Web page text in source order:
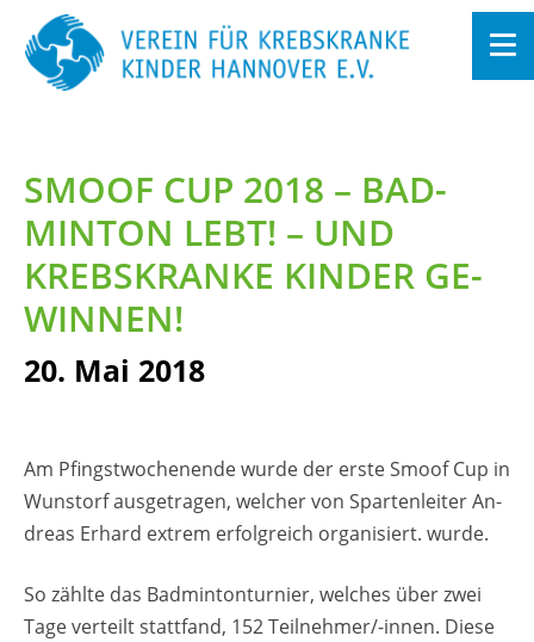
sprin­
gen
SMOOF CUP 2018 – BAD­
MIN­TON LEBT! – UND
KREBS­KRAN­KE KIN­DER GE­
WIN­NEN!
20. Mai 2018
Am Pfingst­wo­chen­en­de wurde der erste Smoof Cup in
Wunstorf aus­ge­tra­gen, wel­cher von Spar­ten­lei­ter An­
dre­as Er­hard ex­trem er­folg­reich or­ga­ni­siert. wurde.
So zähl­te das Bad­min­ton­tur­nier, wel­ches über zwei
Tage ver­teilt statt­fand, 152 Teil­neh­mer/-innen. Diese